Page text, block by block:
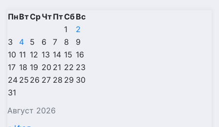
Август 2026
ПнВтСрЧтПтСбВс
1
2
3
4 5 6 7 8
9
10 11 12 13 14 15 16
17 18 19 20 21 22 23
24 25 26 27 28 29 30
31